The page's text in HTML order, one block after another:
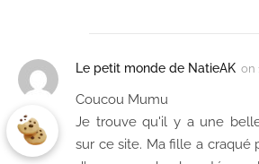
Le petit monde de NatieAK on
Coucou Mumu
Je trouve qu'il y a une
sur ce site. Ma fille a craqué